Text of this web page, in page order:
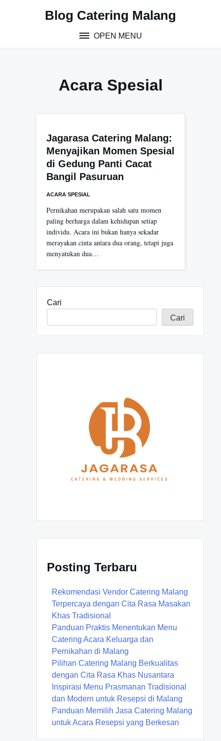
Blog Catering Malang
OPEN MENU
Acara Spesial
Jagarasa Catering Malang:
Menyajikan Momen Spesial
di Gedung Panti Cacat
Bangil Pasuruan
ACARA SPESIAL
Pernikahan merupakan salah satu momen
paling berharga dalam kehidupan setiap
individu. Acara ini bukan hanya sekadar
merayakan cinta antara dua orang, tetapi juga
menyatukan dua…
Cari
Cari
Posting Terbaru
Rekomendasi Vendor Catering Malang
Terpercaya dengan Cita Rasa Masakan
Khas Tradisional
Panduan Praktis Menentukan Menu
Catering Acara Keluarga dan
Pernikahan di Malang
Pilihan Catering Malang Berkualitas
dengan Cita Rasa Khas Nusantara
Inspirasi Menu Prasmanan Tradisional
dan Modern untuk Resepsi di Malang
Panduan Memilih Jasa Catering Malang
untuk Acara Resepsi yang Berkesan